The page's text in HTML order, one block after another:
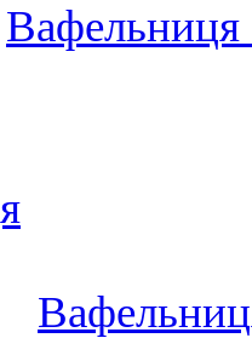
Вафельниця